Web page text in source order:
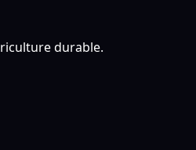
durable.